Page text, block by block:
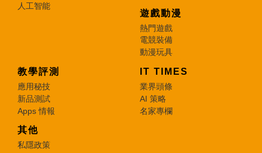
人工智能
遊戲動漫
熱門遊戲
電競裝備
動漫玩具
教學評測
應用秘技
新品測試
Apps 情報
IT TIMES
業界頭條
AI 策略
名家專欄
其他
私隱政策